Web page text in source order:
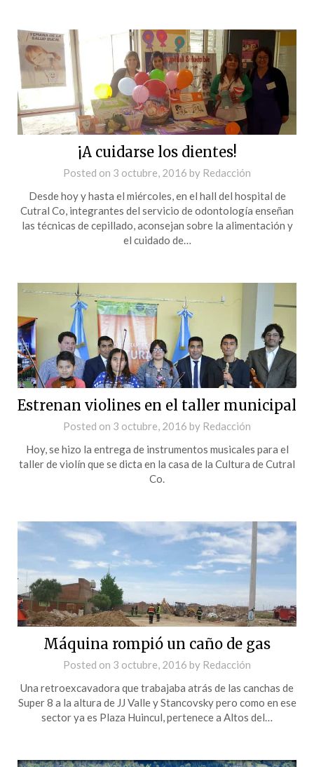
¡A cuidarse los dientes!
Posted on 3 octubre, 2016 by Redacción
Desde hoy y hasta el miércoles, en el hall del hospital de
Cutral Co, integrantes del servicio de odontología enseñan
las técnicas de cepillado, aconsejan sobre la alimentación y
el cuidado de…
Estrenan violines en el taller municipal
Posted on 3 octubre, 2016 by Redacción
Hoy, se hizo la entrega de instrumentos musicales para el
taller de violín que se dicta en la casa de la Cultura de Cutral
Co.
Máquina rompió un caño de gas
Posted on 3 octubre, 2016 by Redacción
Una retroexcavadora que trabajaba atrás de las canchas de
Super 8 a la altura de JJ Valle y Stancovsky pero como en ese
sector ya es Plaza Huincul, pertenece a Altos del…